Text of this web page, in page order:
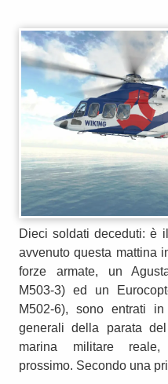
Dieci soldati deceduti: è
avvenuto questa mattina
forze armate, un
M503-3) ed un
M502-6), sono entrati
generali della parata
marina militare
prossimo. Secondo una